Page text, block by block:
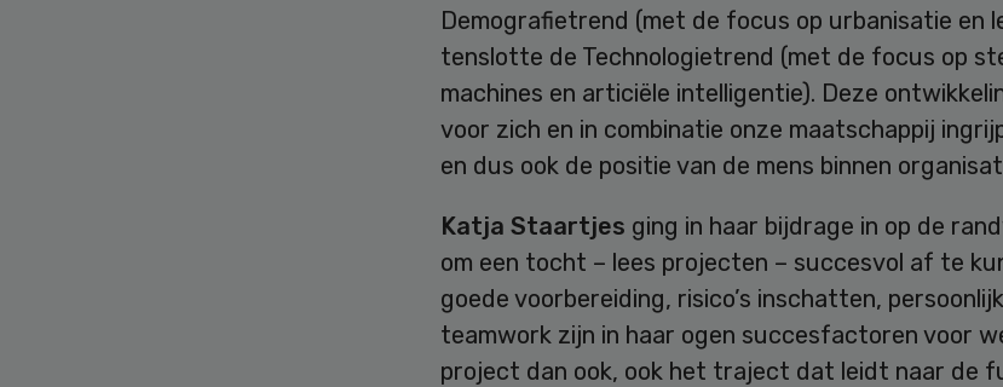
Demografietrend (met de focus op urbanisatie en
tenslotte de Technologietrend (met de focus op
machines en articiële intelligentie). Deze
voor zich en in combinatie onze maatschappij
en dus ook de positie van de mens binnen
Katja Staartjes ging in haar bijdrage in op de
om een tocht – lees projecten – succesvol af te
goede voorbereiding, risico’s inschatten,
teamwork zijn in haar ogen succesfactoren voor
project dan ook, ook het traject dat leidt naar de